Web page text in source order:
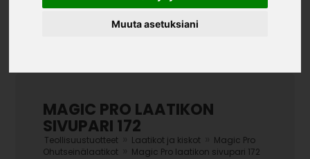
Muuta asetuksiani
MAGIC PRO LAATIKON
SIVUPARI 172
Teollisuustuotteet Laatikot ja kiskot
Magic Pro
Ohutseinälaatikot
Magic Pro laatikon sivupari 172